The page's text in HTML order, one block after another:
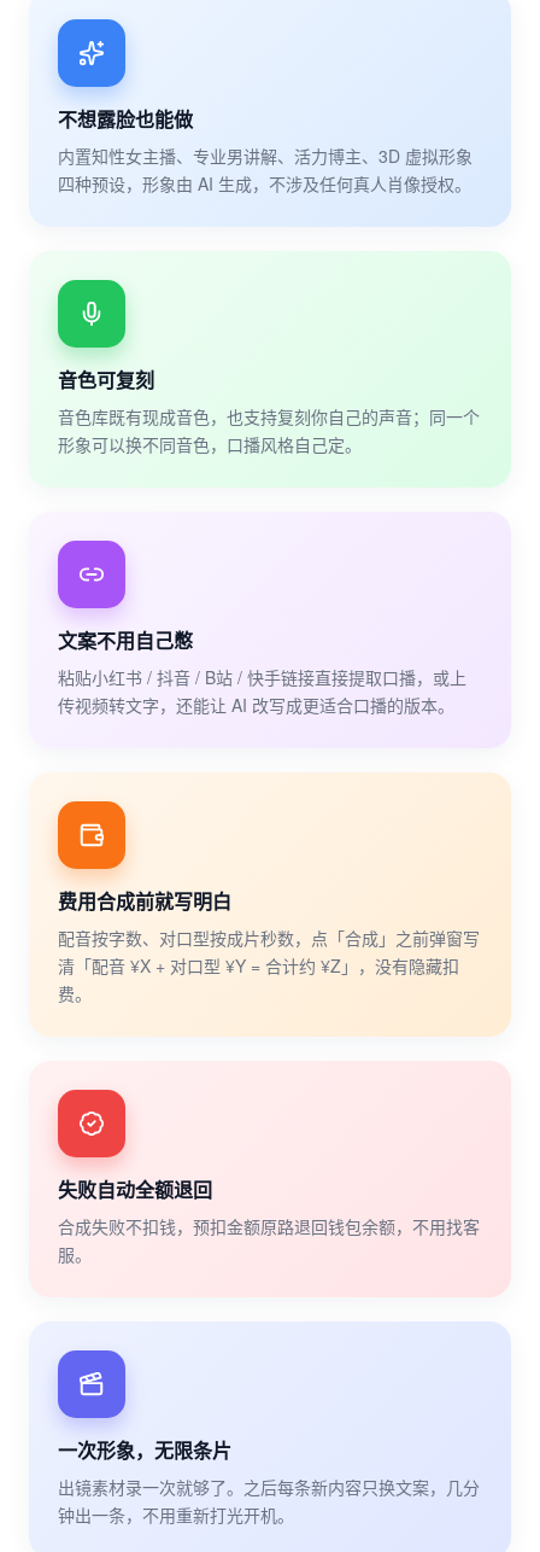
不想露脸也能做
内置知性女主播、专业男讲解、活力博主、3D 虚拟形象
四种预设，形象由 AI 生成，不涉及任何真人肖像授权。
音色可复刻
音色库既有现成音色，也支持复刻你自己的声音；同一个
形象可以换不同音色，口播风格自己定。
文案不用自己憋
粘贴小红书 / 抖音 / B站 / 快手链接直接提取口播，或上
传视频转文字，还能让 AI 改写成更适合口播的版本。
费用合成前就写明白
配音按字数、对口型按成片秒数，点「合成」之前弹窗写
清「配音 ¥X + 对口型 ¥Y = 合计约 ¥Z」，没有隐藏扣
费。
失败自动全额退回
合成失败不扣钱，预扣金额原路退回钱包余额，不用找客
服。
一次形象，无限条片
出镜素材录一次就够了。之后每条新内容只换文案，几分
钟出一条，不用重新打光开机。